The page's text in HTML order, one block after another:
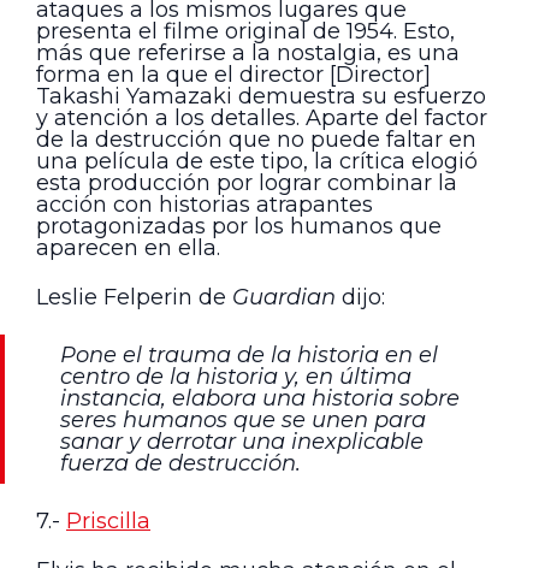
ataques a los mismos lugares que
presenta el filme original de 1954. Esto,
más que referirse a la nostalgia, es una
forma en la que el director [Director]
Takashi Yamazaki demuestra su esfuerzo
y atención a los detalles. Aparte del factor
de la destrucción que no puede faltar en
una película de este tipo, la crítica elogió
esta producción por lograr combinar la
acción con historias atrapantes
protagonizadas por los humanos que
aparecen en ella.
Leslie Felperin de Guardian dijo:
Pone el trauma de la historia en el
centro de la historia y, en última
instancia, elabora una historia sobre
seres humanos que se unen para
sanar y derrotar una inexplicable
fuerza de destrucción.
7.- Priscilla